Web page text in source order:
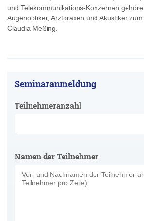
und Telekommunikations-Konzernen
Augenoptiker, Arztpraxen und Akustiker
Claudia Meßing.
Seminaranmeldung
Teilnehmeranzahl
Namen der Teilnehmer